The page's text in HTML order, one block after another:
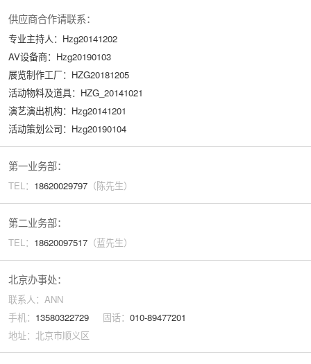
供应商合作请联系：
专业主持人：Hzg20141202
AV设备商：Hzg20190103
展览制作工厂：HZG20181205
活动物料及道具：HZG_20141021
演艺演出机构：Hzg20141201
活动策划公司：Hzg20190104
第一业务部：
TEL： 18620029797（陈先生）
第二业务部：
TEL： 18620097517（蓝先生）
北京办事处：
联系人：ANN
手机： 13580322729固话： 010-89477201
地址：北京市顺义区